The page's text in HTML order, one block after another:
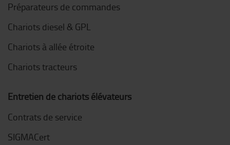
Préparateurs de commandes
Chariots diesel & GPL
Chariots à allée étroite
Chariots tracteurs
Entretien de chariots élévateurs
Contrats de service
SIGMACert